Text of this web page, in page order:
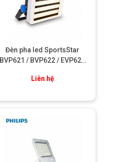
Đèn pha led SportsStar
BVP621 / BVP622 / EVP622
Liên hệ